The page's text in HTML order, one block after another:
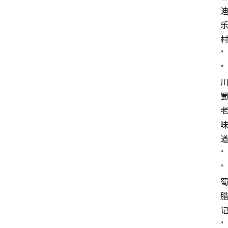
迪
乐
村
”
“
川
蜀
老
味
道
”
“
蜀
腊
记
”